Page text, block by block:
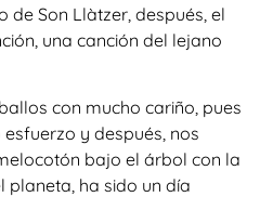
de Son Llàtzer, después, el
una canción del lejano
con mucho cariño, pues
y después, nos
bajo el árbol con la
ha sido un día